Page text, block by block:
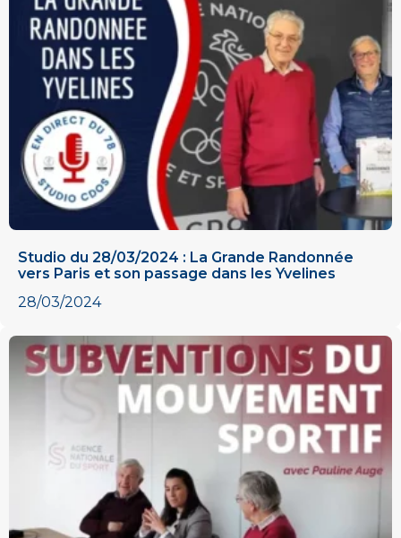
Studio du 28/03/2024 : La Grande Randonnée
vers Paris et son passage dans les Yvelines​
28/03/2024